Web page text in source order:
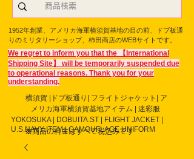
1952年創業、アメリカ海軍横須賀基地の目の前、ドブ板通
りのミリタリーショップ、柿田商店のWEBサイトです。
We regret to inform you that the 【International
Shipping Site】 will be temporarily suspended due
to operational reasons. Thank you for your
understanding.
横須賀 |ドブ板通り| フライト ジャケット| ア
メリカ海軍横須賀基地アイテム | 迷彩服
YOKOSUKA | DOBUITA.ST | FLIGHT JACKET |
U.S.NAVY ITEM | CAMOUFLAGE UNIFORM
※商品の料金はすべて税込みです